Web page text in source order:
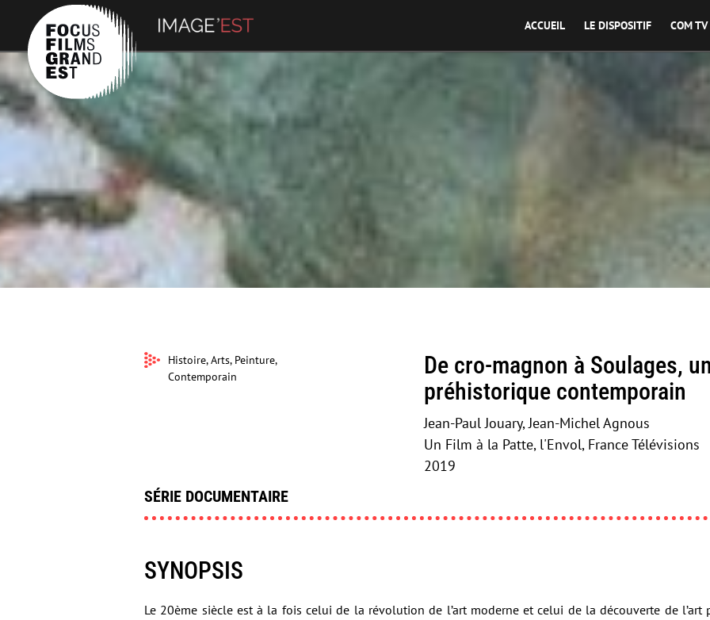
ACCUEIL LE DISPOSITIF COM TV
Un Film à la Patte, l'Envol, France Télévisions -
Histoire, Arts, Peinture,
Contemporain
De cro-magnon à Soulages,
préhistorique contemporain
Jean-Paul Jouary, Jean-Michel Agnous
Un Film à la Patte, l'Envol, France Télévisions
2019
SÉRIE DOCUMENTAIRE
SYNOPSIS
Le 20ème siècle est à la fois celui de la révolution de l’art moderne et celui de la découverte de